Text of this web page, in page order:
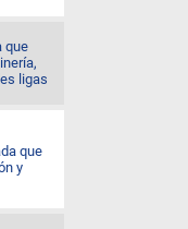
que
ligas
que
y